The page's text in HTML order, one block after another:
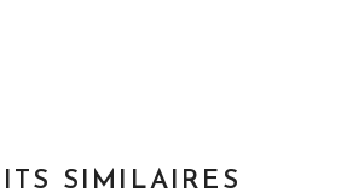
SIMILAIRES